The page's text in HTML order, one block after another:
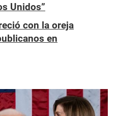
Unidos”
con la oreja
en